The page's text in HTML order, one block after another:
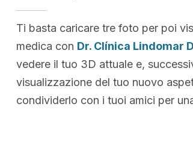
Ti basta caricare tre foto per poi
medica con Dr. Clínica Lindomar
vedere il tuo 3D attuale e,
visualizzazione del tuo nuovo
condividerlo con i tuoi amici per